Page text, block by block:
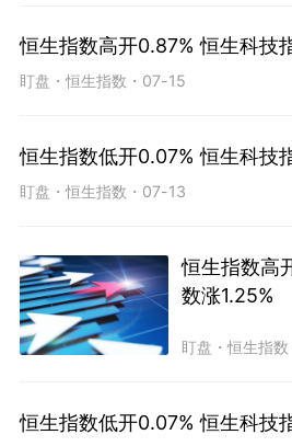
恒生指数高开0.87% 恒生科技
盯盘 ・恒生指数 ・ 07-15
恒生指数低开0.07% 恒生科技
盯盘 ・恒生指数 ・ 07-13
恒生指数高
数涨1.25%
盯盘 ・恒生指数
恒生指数低开0.07% 恒生科技